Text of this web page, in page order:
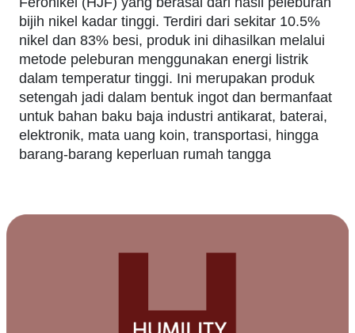
bijih nikel kadar tinggi. Terdiri dari sekitar 10.5%
nikel dan 83% besi, produk ini dihasilkan melalui
metode peleburan menggunakan energi listrik
dalam temperatur tinggi. Ini merupakan produk
setengah jadi dalam bentuk ingot dan bermanfaat
untuk bahan baku baja industri antikarat, baterai,
elektronik, mata uang koin, transportasi, hingga
barang-barang keperluan rumah tangga